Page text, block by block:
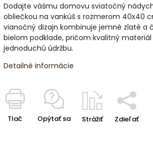
Dodajte vášmu domovu sviatočný
obliečkou na vankúš s rozmerom 40x40
vianočný dizajn kombinuje jemné zlaté a
bielom podklade, pričom kvalitný
jednoduchú údržbu.
Detailné informácie
Tlač Opýtať sa Strážiť Zdieľať